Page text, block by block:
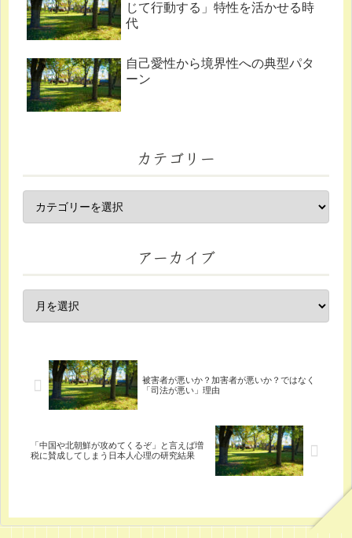
じて行動する」特性を活かせる時
代
自己愛性から境界性への典型パタ
ーン
カテゴリー
アーカイブ
被害者が悪いか？加害者が悪いか？ではなく
「司法が悪い」理由
「中国や北朝鮮が攻めてくるぞ」と言えば増
税に賛成してしまう日本人心理の研究結果